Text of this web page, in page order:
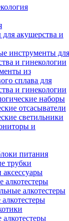
акушерства и
инструменты для
и гинекологии
из
сплава для
и гинекологии
наборы
отсасыватели
светильники
и
питания
трубки
алкотестеры
алкотестеры